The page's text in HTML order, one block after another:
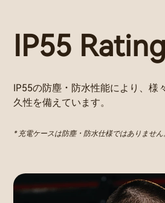
IP55 Rating
IP55の防塵・防水性能により、様
久性を備えています。
* 充電ケースは防塵・防水仕様ではありません